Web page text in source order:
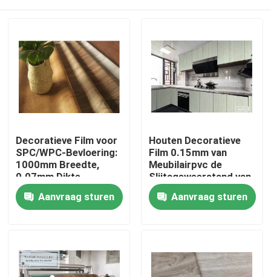
Home
About Us
Decoratieve Film voor
SPC/WPC-Bevloering:
1000mm Breedte,
0.07mm Dikte,
Populaire Ontwerpen
Aanvraag sturen
Houten Decoratieve
Film 0.15mm van
Meubilairpvc de
Slijtageweerstand van
de Kleurensnelheid
Aanvraag sturen